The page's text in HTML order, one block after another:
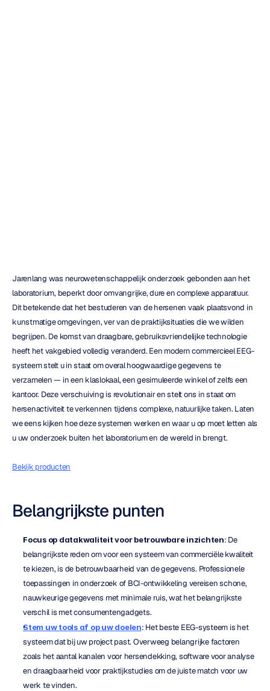
Jarenlang was neurowetenschappelijk onderzoek gebonden aan het
laboratorium, beperkt door omvangrijke, dure en complexe apparatuur.
Dit betekende dat het bestuderen van de hersenen vaak plaatsvond in
kunstmatige omgevingen, ver van de praktijksituaties die we wilden
begrijpen. De komst van draagbare, gebruiksvriendelijke technologie
heeft het vakgebied volledig veranderd. Een modern commercieel EEG-
systeem stelt u in staat om overal hoogwaardige gegevens te
verzamelen — in een klaslokaal, een gesimuleerde winkel of zelfs een
kantoor. Deze verschuiving is revolutionair en stelt ons in staat om
hersenactiviteit te verkennen tijdens complexe, natuurlijke taken. Laten
we eens kijken hoe deze systemen werken en waar u op moet letten als
u uw onderzoek buiten het laboratorium en de wereld in brengt.
Bekijk producten
Belangrijkste punten
Focus op datakwaliteit voor betrouwbare inzichten: De
belangrijkste reden om voor een systeem van commerciële kwaliteit
te kiezen, is de betrouwbaarheid van de gegevens. Professionele
toepassingen in onderzoek of BCI-ontwikkeling vereisen schone,
nauwkeurige gegevens met minimale ruis, wat het belangrijkste
verschil is met consumentengadgets.
Stem uw tools af op uw doelen: Het beste EEG-systeem is het
systeem dat bij uw project past. Overweeg belangrijke factoren
zoals het aantal kanalen voor hersendekking, software voor analyse
en draagbaarheid voor praktijkstudies om de juiste match voor uw
werk te vinden.